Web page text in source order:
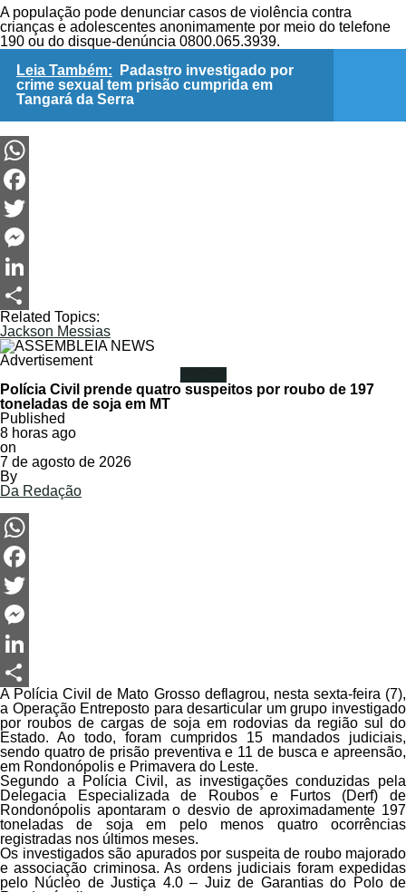
A população pode denunciar casos de violência contra
crianças e adolescentes anonimamente por meio do telefone
190 ou do disque-denúncia 0800.065.3939.
Leia Também:
Padastro investigado por
crime sexual tem prisão cumprida em
Tangará da Serra
WhatsApp
Facebook
Twitter
Messenger
LinkedIn
Share
Related Topics:
Jackson Messias
Advertisement
Polícia Civil prende quatro suspeitos por roubo de 197
toneladas de soja em MT
Published
8 horas ago
on
7 de agosto de 2026
By
Da Redação
WhatsApp
Facebook
Twitter
Messenger
LinkedIn
Share
A Polícia Civil de Mato Grosso deflagrou, nesta sexta-feira (7),
a Operação Entreposto para desarticular um grupo investigado
por roubos de cargas de soja em rodovias da região sul do
Estado. Ao todo, foram cumpridos 15 mandados judiciais,
sendo quatro de prisão preventiva e 11 de busca e apreensão,
em Rondonópolis e Primavera do Leste.
Segundo a Polícia Civil, as investigações conduzidas pela
Delegacia Especializada de Roubos e Furtos (Derf) de
Rondonópolis apontaram o desvio de aproximadamente 197
toneladas de soja em pelo menos quatro ocorrências
registradas nos últimos meses.
Os investigados são apurados por suspeita de roubo majorado
e associação criminosa. As ordens judiciais foram expedidas
pelo Núcleo de Justiça 4.0 – Juiz de Garantias do Polo de